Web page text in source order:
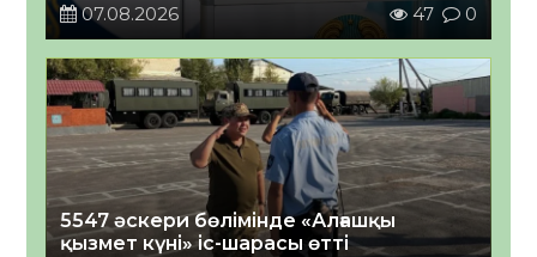
07.08.2026
47 0
5547 әскери бөлімінде «Алғашқы
қызмет күні» іс-шарасы өтті